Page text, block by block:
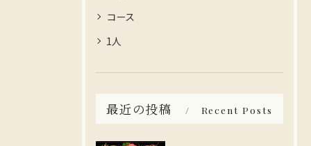
コース
1人
最近の投稿 Recent Posts